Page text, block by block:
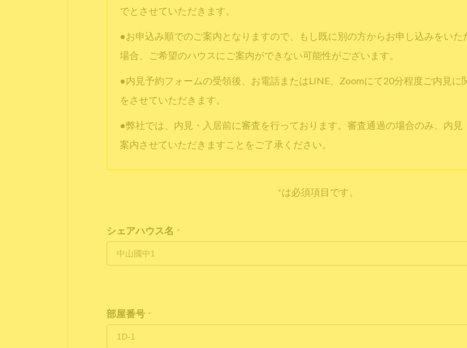
でとさせていただきます。
●お申込み順でのご案内となりますので、もし既に別の方からお申し込みをいた
場合、ご希望のハウスにご案内ができない可能性がございます。
●内見予約フォームの受領後、お電話またはLINE、Zoomにて20分程度ご内見に
をさせていただきます。
●弊社では、内見・入居前に審査を行っております。審査通過の場合のみ、内見
案内させていただきますことをご了承ください。
*は必須項目です。
シェアハウス名 *
部屋番号 *